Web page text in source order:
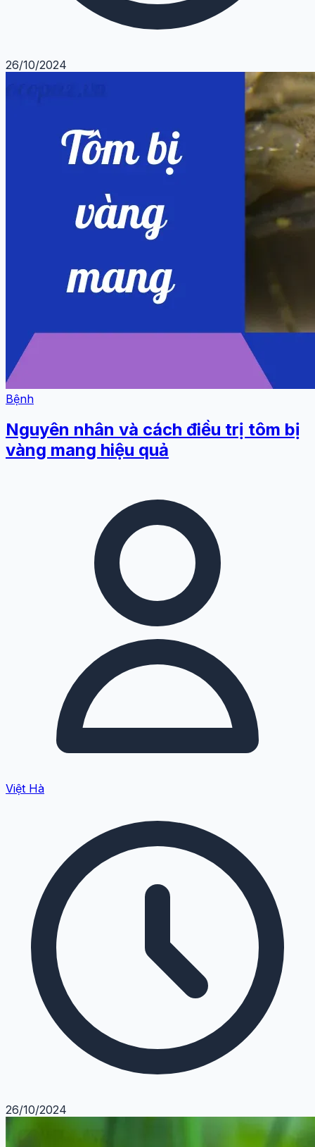
26/10/2024
Bệnh
Nguyên nhân và cách điều trị tôm bị
vàng mang hiệu quả
Việt Hà
26/10/2024